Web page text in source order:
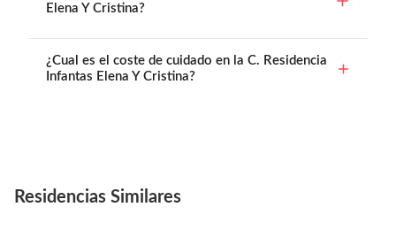
Elena Y Cristina?
¿Cual es el coste de cuidado en la C. Residencia
Infantas Elena Y Cristina?
Residencias Similares